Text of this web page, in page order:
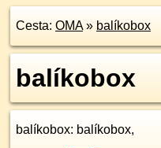
Cesta: OMA» balíkobox
balíkobox
balíkobox: balíkobox,